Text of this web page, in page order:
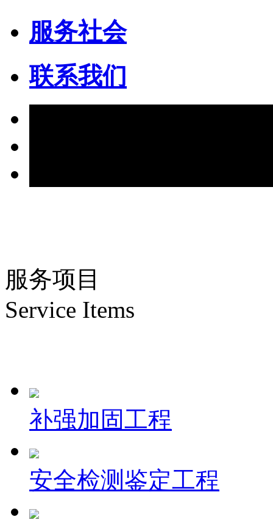
服务社会
联系我们
服务项目
Service Items
补强加固工程
安全检测鉴定工程